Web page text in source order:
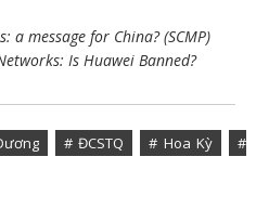
a message for China? (SCMP)
Is Huawei Banned?
# ĐCSTQ # Hoa Kỳ
#